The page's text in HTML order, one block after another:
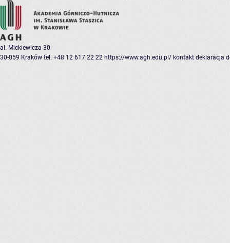
al. Mickiewicza 30
30-059 Kraków tel: +48 12 617 22 22 https://www.agh.edu.pl/ kontakt deklaracja